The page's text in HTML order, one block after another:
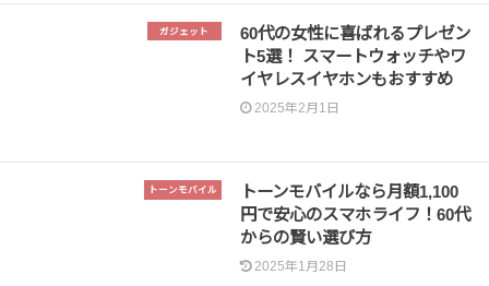
ガジェット
60代の女性に喜ばれるプレゼン
ト5選！ スマートウォッチやワ
イヤレスイヤホンもおすすめ
2025年2月1日
トーンモバイル
トーンモバイルなら月額1,100
円で安心のスマホライフ！60代
からの賢い選び方
2025年1月28日